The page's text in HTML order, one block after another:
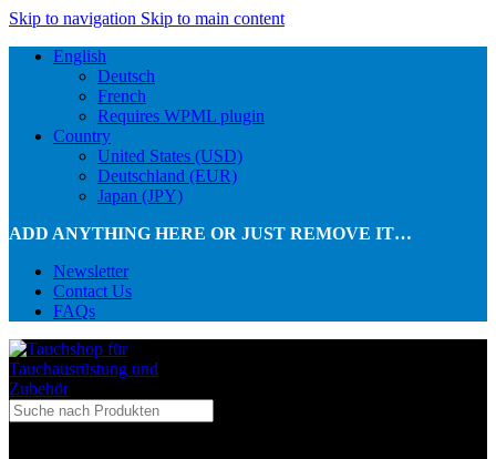
Skip to navigation Skip to main content
English
Deutsch
French
Requires WPML plugin
Country
United States (USD)
Deutschland (EUR)
Japan (JPY)
ADD ANYTHING HERE OR JUST REMOVE IT…
Newsletter
Contact Us
FAQs